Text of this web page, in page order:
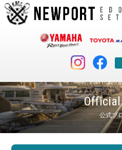
公式ブ
マリンクラブ